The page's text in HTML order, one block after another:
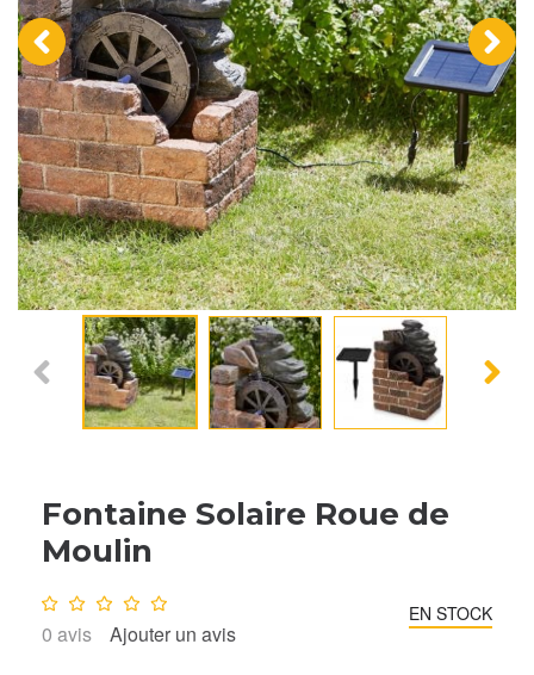
‹ ›
Fontaine Solaire Roue de
Moulin
Note : 0/10
0 avis Ajouter un avis
EN STOCK